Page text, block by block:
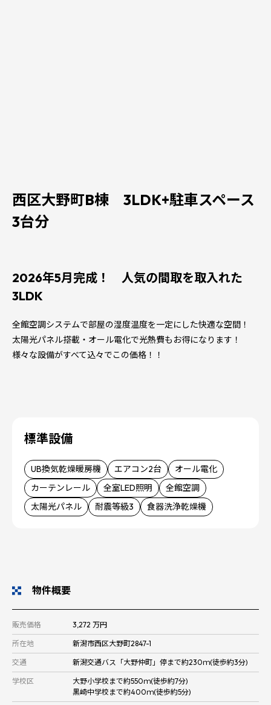
西区大野町B棟 3LDK+駐車スペース
3台分
2026年5月完成！ 人気の間取を取入れた
3LDK
全館空調システムで部屋の湿度温度を一定にした快適な空間！
太陽光パネル搭載・オール電化で光熱費もお得になります！
様々な設備がすべて込々でこの価格！！
標準設備
UB換気乾燥暖房機 エアコン2台
オール電化
カーテンレール
全室LED照明
全館空調
太陽光パネル
耐震等級3 食器洗浄乾燥機
物件概要
販売価格 3,272 万円
所在地 新潟市西区大野町2847-1
交通 新潟交通バス「大野仲町」停まで約230ｍ(徒歩約3分)
学校区
大野小学校まで約550ｍ(徒歩約7分)
黒崎中学校まで約400ｍ(徒歩約5分)